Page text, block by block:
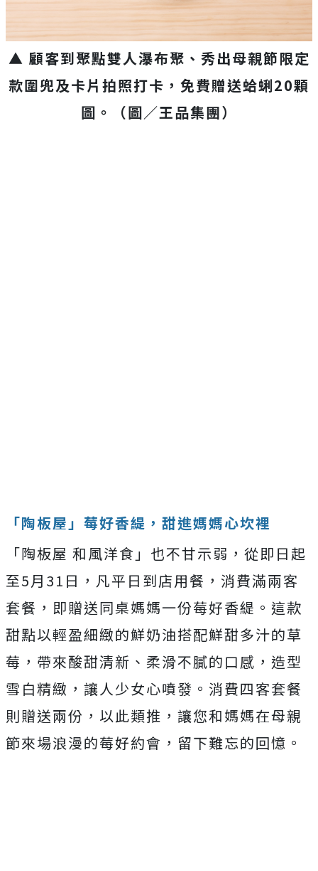
▲ 顧客到聚點雙人瀑布聚、秀出母親節限定
款圍兜及卡片拍照打卡，免費贈送蛤蜊20顆
圖。（圖／王品集團）
「陶板屋」莓好香緹，甜進媽媽心坎裡
「陶板屋 和風洋食」也不甘示弱，從即日起
至5月31日，凡平日到店用餐，消費滿兩客
套餐，即贈送同桌媽媽一份莓好香緹。這款
甜點以輕盈細緻的鮮奶油搭配鮮甜多汁的草
莓，帶來酸甜清新、柔滑不膩的口感，造型
雪白精緻，讓人少女心噴發。消費四客套餐
則贈送兩份，以此類推，讓您和媽媽在母親
節來場浪漫的莓好約會，留下難忘的回憶。